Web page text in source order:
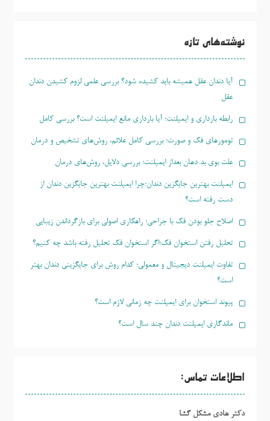
نوشته‌های تازه
آیا دندان عقل همیشه باید کشیده شود؟ بررسی علمی لزوم کشیدن دندان
عقل
رابطه بارداری و ایمپلنت؛ آیا بارداری مانع ایمپلنت است؟ بررسی کامل
تومورهای فک و صورت؛ بررسی کامل علائم، روش‌های تشخیص و درمان
علت بوی بد دهان بعداز ایمپلنت؛ بررسی دلایل، روش‌های درمان
ایمپلنت بهترین جایگزین دندان؛چرا ایمپلنت بهترین جایگزین دندان از
دست رفته است؟
اصلاح جلو بودن فک با جراحی؛ راهکاری اصولی برای بازگرداندن زیبایی
تحلیل رفتن استخوان فک؛اگر استخوان فک تحلیل رفته باشد چه کنیم؟
تفاوت ایمپلنت دیجیتال و معمولی؛ کدام روش برای جایگزینی دندان بهتر
است؟
پیوند استخوان برای ایمپلنت چه زمانی لازم است؟
ماندگاری ایمپلنت دندان چند سال است؟
اطلاعات تماس:
دکتر هادی مشکل گشا